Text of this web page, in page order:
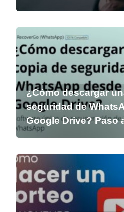
¿Cómo descargar
seguridad de
Google Drive? Paso